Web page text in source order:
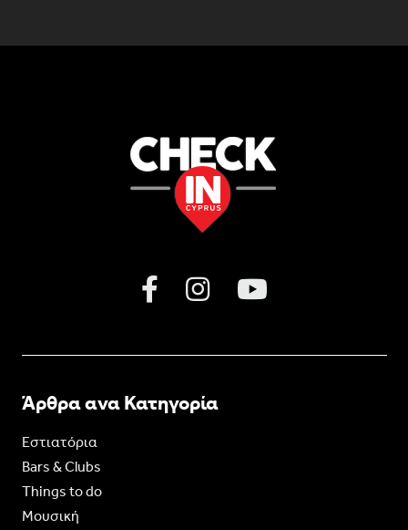
Άρθρα ανα Κατηγορία
Εστιατόρια
Bars & Clubs
Things to do
Moυσική